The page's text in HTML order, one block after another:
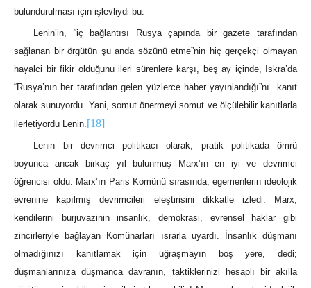
bulundurulması için işlevliydi bu.
Lenin’in, “iç bağlantısı Rusya çapında bir gazete tarafından
sağlanan bir örgütün şu anda sözünü etme”nin hiç gerçekçi olmayan
hayalci bir fikir olduğunu ileri sürenlere karşı, beş ay içinde, Iskra’da
“Rusya’nın her tarafından gelen yüzlerce haber yayınlandığı”nı kanıt
olarak sunuyordu. Yani, somut önermeyi somut ve ölçülebilir kanıtlarla
ilerletiyordu Lenin. [18]
Lenin bir devrimci politikacı olarak, pratik politikada ömrü
boyunca ancak birkaç yıl bulunmuş Marx’ın en iyi ve devrimci
öğrencisi oldu. Marx’ın Paris Komünü sırasında, egemenlerin ideolojik
evrenine kapılmış devrimcileri eleştirisini dikkatle izledi. Marx,
kendilerini burjuvazinin insanlık, demokrasi, evrensel haklar gibi
zincirleriyle bağlayan Komünarları ısrarla uyardı. İnsanlık düşmanı
olmadığınızı kanıtlamak için uğraşmayın boş yere, dedi;
düşmanlarınıza düşmanca davranın, taktiklerinizi hesaplı bir akılla